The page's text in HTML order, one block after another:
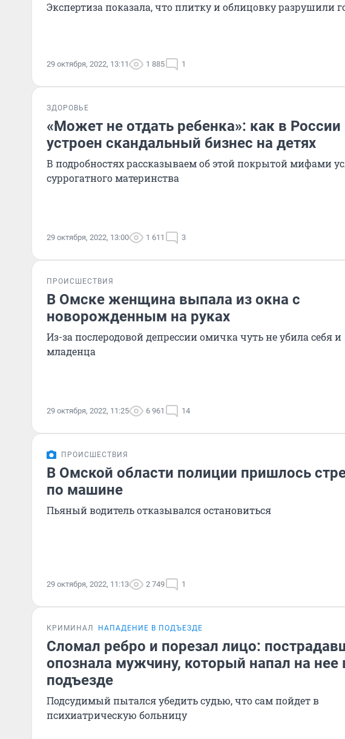
Экспертиза показала, что плитку и облицовку разрушили
29 октября, 2022, 13:11 1 885 1
ЗДОРОВЬЕ
«Может не отдать ребенка»: как в России
устроен скандальный бизнес на детях
В подробностях рассказываем об этой покрытой мифами
суррогатного материнства
29 октября, 2022, 13:00 1 611 3
ПРОИСШЕСТВИЯ
В Омске женщина выпала из окна с
новорожденным на руках
Из-за послеродовой депрессии омичка чуть не убила себя и
младенца
29 октября, 2022, 11:25 6 961 14
ПРОИСШЕСТВИЯ
В Омской области полиции пришлось
по машине
Пьяный водитель отказывался остановиться
29 октября, 2022, 11:13 2 749 1
КРИМИНАЛ НАПАДЕНИЕ В ПОДЪЕЗДЕ
Сломал ребро и порезал лицо:
опознала мужчину, который напал на нее
подъезде
Подсудимый пытался убедить судью, что сам пойдет в
психиатрическую больницу